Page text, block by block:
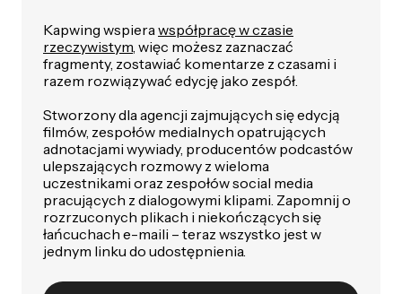
Kapwing wspiera współpracę w czasie
rzeczywistym , więc możesz zaznaczać
fragmenty, zostawiać komentarze z czasami i
razem rozwiązywać edycję jako zespół.
Stworzony dla agencji zajmujących się edycją
filmów, zespołów medialnych opatrujących
adnotacjami wywiady, producentów podcastów
ulepszających rozmowy z wieloma
uczestnikami oraz zespołów social media
pracujących z dialogowymi klipami. Zapomnij o
rozrzuconych plikach i niekończących się
łańcuchach e-maili – teraz wszystko jest w
jednym linku do udostępnienia.